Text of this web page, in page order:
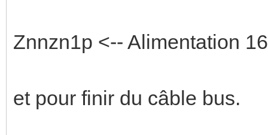
Znnzn1p <-- Alimentation
et pour finir du câble bus.